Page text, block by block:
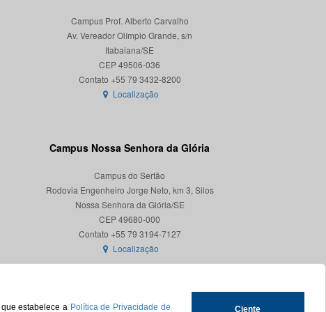
estabelece a Política de Privacidade de Ciente
Campus Prof. Alberto Carvalho
Av. Vereador Olímpio Grande, s/n
Itabaiana/SE
CEP 49506-036
Localização
Campus Nossa Senhora da Glória
Campus do Sertão
Rodovia Engenheiro Jorge Neto, km 3, Silos
Nossa Senhora da Glória/SE
CEP 49680-000
Contato +55 79 3194-7127
Localização